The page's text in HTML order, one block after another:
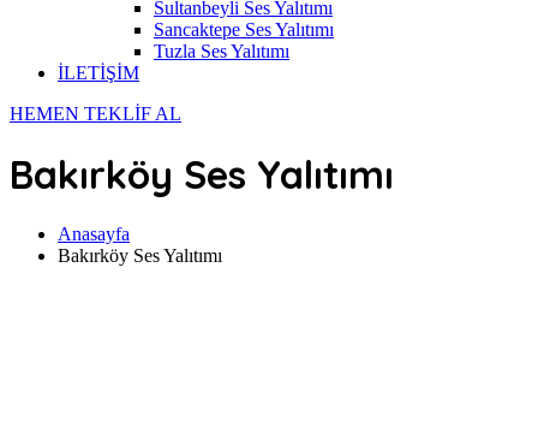
Sultanbeyli Ses Yalıtımı
Sancaktepe Ses Yalıtımı
Tuzla Ses Yalıtımı
İLETİŞİM
HEMEN TEKLİF AL
Bakırköy Ses Yalıtımı
Anasayfa
Bakırköy Ses Yalıtımı